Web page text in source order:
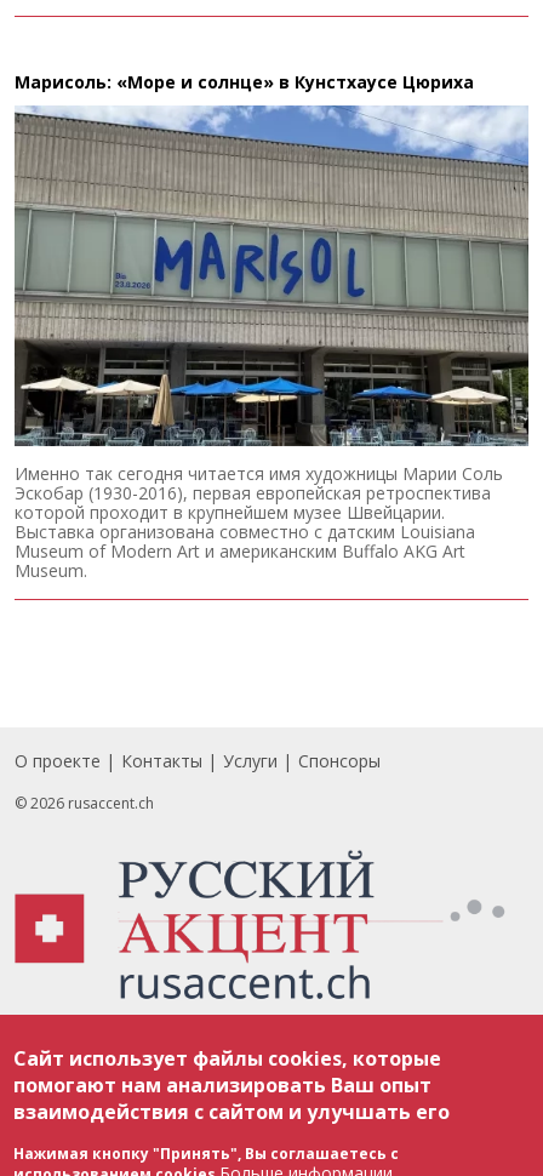
Марисоль: «Море и солнце» в Кунстхаусе Цюриха
Именно так сегодня читается имя художницы Марии Соль
Эскобар (1930-2016), первая европейская ретроспектива
которой проходит в крупнейшем музее Швейцарии.
Выставка организована совместно с датским Louisiana
Museum of Modern Art и американским Buffalo AKG Art
Museum.
Footer
О проекте Контакты Услуги Спонсоры
© 2026 rusaccent.ch
соответствии с законодательством Швейцарии об авторском праве и
международными соглашениями. Полное или частичное использование
материалов возможно только с разрешения редакции. В случае полного
или частичного воспроизведения материалов сайта rusaccent.ch,
ОБЯЗАТЕЛЬНА АКТИВНАЯ ГИПЕРССЫЛКА на конкретный заимствованный
текст. Фотоизображения, размещенные редакцией rusaccent.ch, являются
ее исключительной собственностью. Полное или частичное
Сайт использует файлы cookies, которые
помогают нам анализировать Ваш опыт
взаимодействия с сайтом и улучшать его
Нажимая кнопку "Принять", Вы соглашаетесь с